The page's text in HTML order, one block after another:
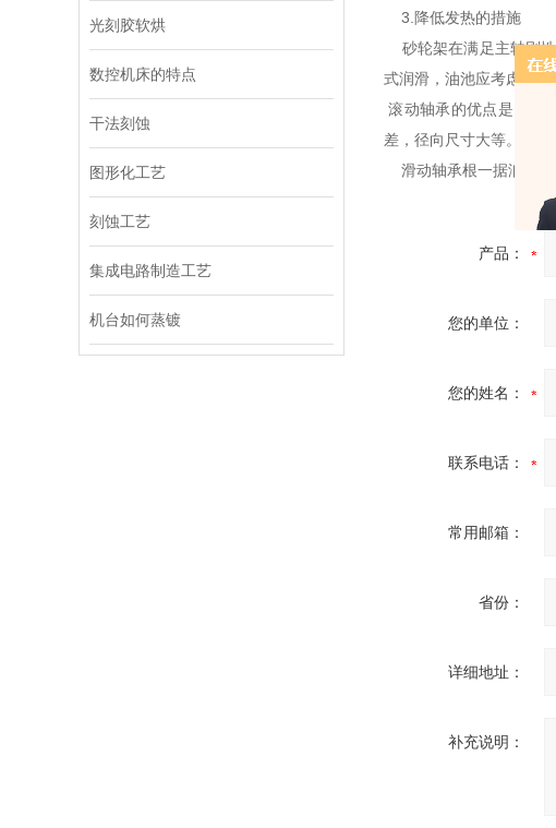
光刻胶软烘
数控机床的特点
干法刻蚀
图形化工艺
刻蚀工艺
集成电路制造工艺
机台如何蒸镀
3.降低发热的措施
砂轮架在满足主轴刚
式润滑，油池应考虑有
滚动轴承的优点是:摩擦
差，径向尺寸大等。
滑动轴承根一据润滑介
产品：
您的单位：
您的姓名：
联系电话：
常用邮箱：
省份：
详细地址：
补充说明：